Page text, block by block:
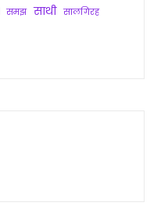
समझ साथी सालगिरह